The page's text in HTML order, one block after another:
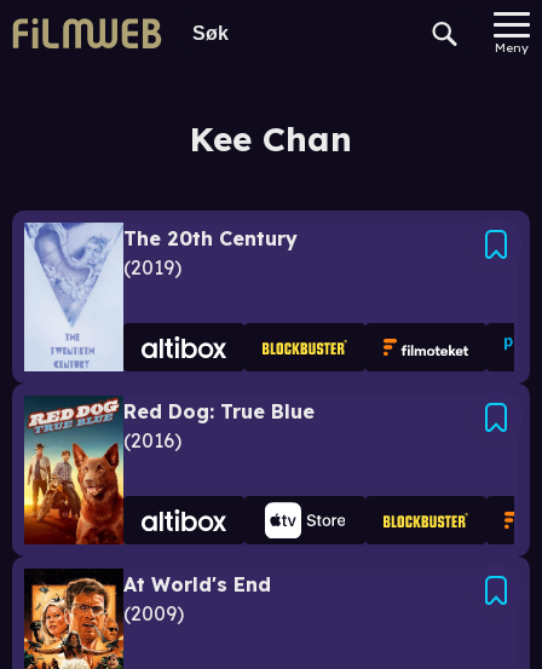
Meny
Kee Chan
The 20th Century
2019
Red Dog: True Blue
2016
At World's End
2009